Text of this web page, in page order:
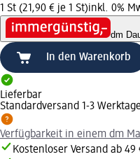
1 St (21,90 € je 1 St)inkl. 0%
dm
In den Warenkorb
Lieferbar
Standardversand 1-3 Werktage
Verfügbarkeit in einem dm
Kostenloser Versand ab